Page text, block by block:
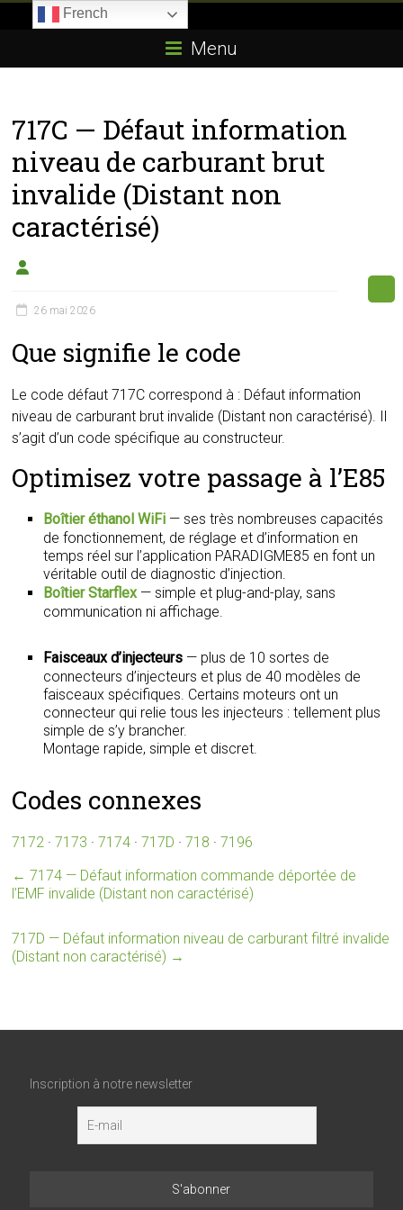
E85.com
passion
boîtier
éthanol
Menu
717C — Défaut information
niveau de carburant brut
invalide (Distant non
caractérisé)
26 mai 2026
Que signifie le code
Le code défaut 717C correspond à : Défaut information
niveau de carburant brut invalide (Distant non caractérisé). Il
s’agit d’un code spécifique au constructeur.
Optimisez votre passage à l’E85
Boîtier éthanol WiFi — ses très nombreuses capacités
de fonctionnement, de réglage et d’information en
temps réel sur l’application PARADIGME85 en font un
véritable outil de diagnostic d’injection.
Boîtier Starflex— simple et plug-and-play, sans
communication ni affichage.
Faisceaux d’injecteurs — plus de 10 sortes de
connecteurs d’injecteurs et plus de 40 modèles de
faisceaux spécifiques. Certains moteurs ont un
connecteur qui relie tous les injecteurs : tellement plus
simple de s’y brancher.
Montage rapide, simple et discret.
Codes connexes
7172 ·7173 ·7174 ·717D ·718 ·7196
← 7174 — Défaut information commande déportée de
l’EMF invalide (Distant non caractérisé)
717D — Défaut information niveau de carburant filtré invalide
(Distant non caractérisé) →
Inscription à notre newsletter
French